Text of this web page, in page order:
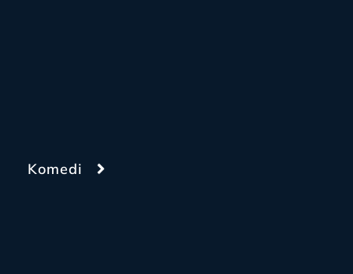
Komedi